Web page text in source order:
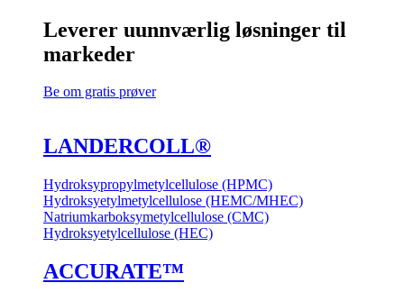
Leverer uunnværlig løsninger til
markeder
Be om gratis prøver
LANDERCOLL®
Hydroksypropylmetylcellulose (HPMC)
Hydroksyetylmetylcellulose (HEMC/MHEC)
Natriumkarboksymetylcellulose (CMC)
Hydroksyetylcellulose (HEC)
ACCURATE™